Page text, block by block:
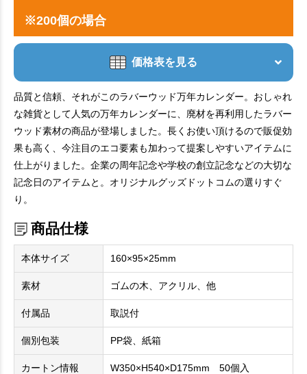
※200個の場合
価格表を見る
品質と信頼、それがこのラバーウッド万年カレンダー。おしゃれ
な雑貨として人気の万年カレンダーに、廃材を再利用したラバー
ウッド素材の商品が登場しました。長くお使い頂けるので販促効
果も高く、今注目のエコ要素も加わって提案しやすいアイテムに
仕上がりました。企業の周年記念や学校の創立記念などの大切な
記念日のアイテムと。オリジナルグッズドットコムの選りすぐ
り。
商品仕様
本体サイズ 160×95×25mm
素材 ゴムの木、アクリル、他
付属品 取説付
個別包装 PP袋、紙箱
カートン情報 W350×H540×D175mm 50個入